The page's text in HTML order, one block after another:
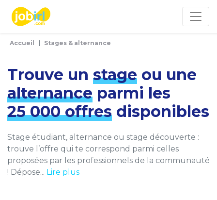
Accueil Stages & alternance
Trouve un stage ou une
alternance parmi les
25 000 offres disponibles
Stage étudiant, alternance ou stage découverte :
trouve l’offre qui te correspond parmi celles
proposées par les professionnels de la communauté
! Dépose... Lire plus
Panneau de gestion des cookies